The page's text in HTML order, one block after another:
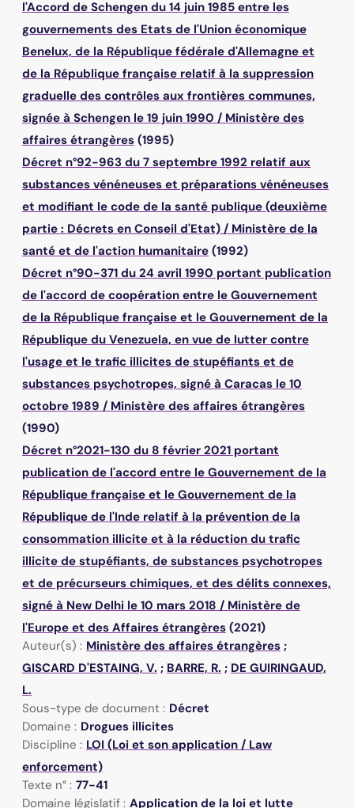
l'Accord de Schengen du 14 juin 1985 entre les
gouvernements des Etats de l'Union économique
Benelux, de la République fédérale d'Allemagne et
de la République française relatif à la suppression
graduelle des contrôles aux frontières communes,
signée à Schengen le 19 juin 1990 / Ministère des
affaires étrangères (1995)
Décret n°92-963 du 7 septembre 1992 relatif aux
substances vénéneuses et préparations vénéneuses
et modifiant le code de la santé publique (deuxième
partie : Décrets en Conseil d'Etat) / Ministère de la
santé et de l'action humanitaire (1992)
Décret n°90-371 du 24 avril 1990 portant publication
de l'accord de coopération entre le Gouvernement
de la République française et le Gouvernement de la
République du Venezuela, en vue de lutter contre
l'usage et le trafic illicites de stupéfiants et de
substances psychotropes, signé à Caracas le 10
octobre 1989 / Ministère des affaires étrangères
(1990)
Décret n°2021-130 du 8 février 2021 portant
publication de l'accord entre le Gouvernement de la
République française et le Gouvernement de la
République de l'Inde relatif à la prévention de la
consommation illicite et à la réduction du trafic
illicite de stupéfiants, de substances psychotropes
et de précurseurs chimiques, et des délits connexes,
signé à New Delhi le 10 mars 2018 / Ministère de
l'Europe et des Affaires étrangères (2021)
Auteur(s) : Ministère des affaires étrangères ;
GISCARD D'ESTAING, V. ; BARRE, R. ; DE GUIRINGAUD,
L.
Sous-type de document : Décret
Domaine : Drogues illicites
Discipline : LOI (Loi et son application / Law
enforcement)
Texte n° : 77-41
Domaine législatif : Application de la loi et lutte